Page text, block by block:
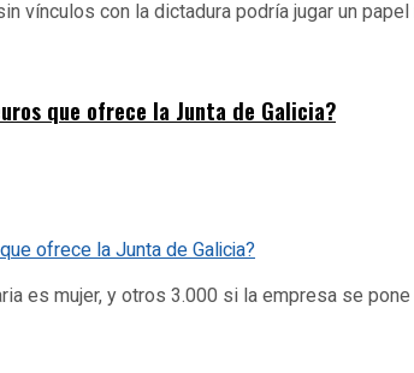
con la dictadura podría jugar un
que ofrece la Junta de Galicia?
es mujer, y otros 3.000 si la empresa se pone